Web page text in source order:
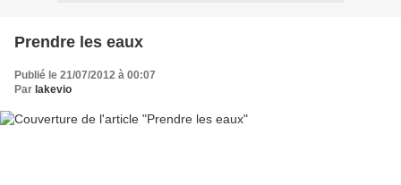
Prendre les eaux
Publié le 21/07/2012 à 00:07
Par lakevio